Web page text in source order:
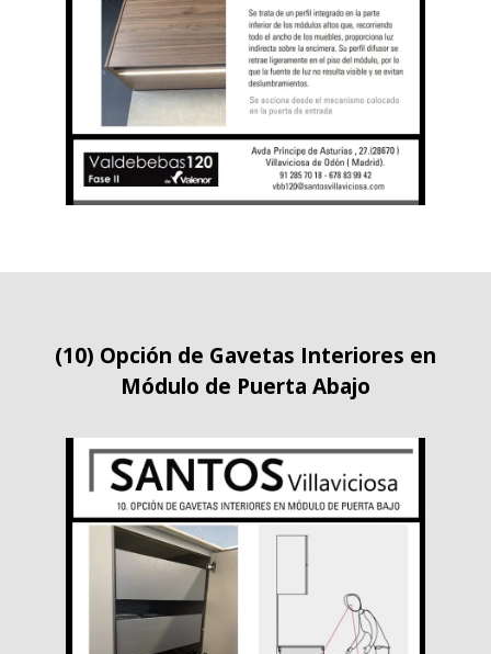
(10) Opción de Gavetas Interiores en
Módulo de Puerta Abajo